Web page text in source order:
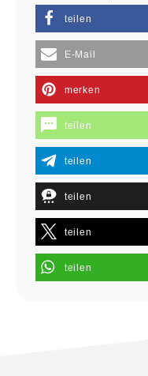
teilen
E-Mail
merken
teilen
teilen
teilen
teilen
teilen